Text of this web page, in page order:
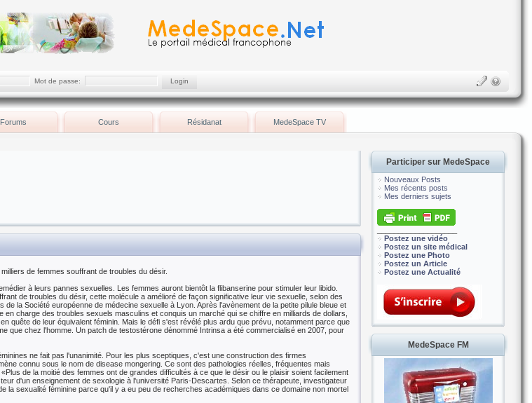
Mot de passe:
Forums Cours Résidanat MedeSpace TV
de femmes souffrant de troubles du désir.
à leurs pannes sexuelles. Les femmes auront bientôt la flibanserine pour stimuler leur libido.
de troubles du désir, cette molécule a amélioré de façon significative leur vie sexuelle, selon des
la Société européenne de médecine sexuelle à Lyon. Après l'avènement de la petite pilule bleue et
charge des troubles sexuels masculins et conquis un marché qui se chiffre en milliards de dollars,
quête de leur équivalent féminin. Mais le défi s'est révélé plus ardu que prévu, notamment parce que
que chez l'homme. Un patch de testostérone dénommé Intrinsa a été commercialisé en 2007, pour
ne fait pas l'unanimité. Pour les plus sceptiques, c'est une construction des firmes
connu sous le nom de disease mongering. Ce sont des pathologies réelles, fréquentes mais
de la moitié des femmes ont de grandes difficultés à ce que le désir ou le plaisir soient facilement
d'un enseignement de sexologie à l'université Paris-Descartes. Selon ce thérapeute, investigateur
la sexualité féminine parce qu'il y a eu peu de recherches académiques dans ce domaine non mortel
Participer sur MedeSpace
Nouveaux Posts
Mes récents posts
Mes derniers sujets
Postez une vidéo
Postez un site médical
Postez une Photo
Postez un Article
Postez une Actualité
MedeSpace FM